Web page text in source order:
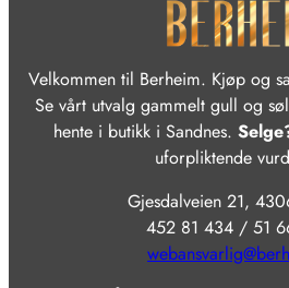
Velkommen til Berheim. Kjøp og
Se vårt utvalg gammelt gull og
hente i butikk i Sandnes.
uforpliktende
Gjesdalveien 21,
452 81 434 / 51